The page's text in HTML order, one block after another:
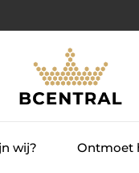
wij? Ontmoet